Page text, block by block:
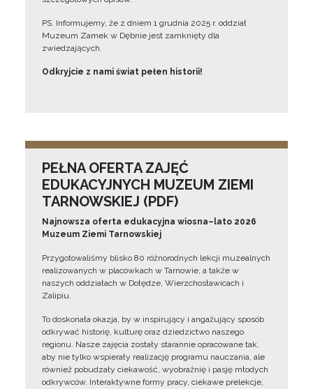
PS. Informujemy, że z dniem 1 grudnia 2025 r. oddział
Muzeum Zamek w Dębnie jest zamknięty dla
zwiedzających.
Odkryjcie z nami świat pełen historii!
PEŁNA OFERTA ZAJĘĆ
EDUKACYJNYCH MUZEUM ZIEMI
TARNOWSKIEJ (PDF)
Najnowsza oferta edukacyjna wiosna–lato 2026
Muzeum Ziemi Tarnowskiej
Przygotowaliśmy blisko 80 różnorodnych lekcji muzealnych
realizowanych w placówkach w Tarnowie, a także w
naszych oddziałach w Dołędze, Wierzchosławicach i
Zalipiu.
To doskonała okazja, by w inspirujący i angażujący sposób
odkrywać historię, kulturę oraz dziedzictwo naszego
regionu. Nasze zajęcia zostały starannie opracowane tak,
aby nie tylko wspierały realizację programu nauczania, ale
również pobudzały ciekawość, wyobraźnię i pasję młodych
odkrywców. Interaktywne formy pracy, ciekawe prelekcje,